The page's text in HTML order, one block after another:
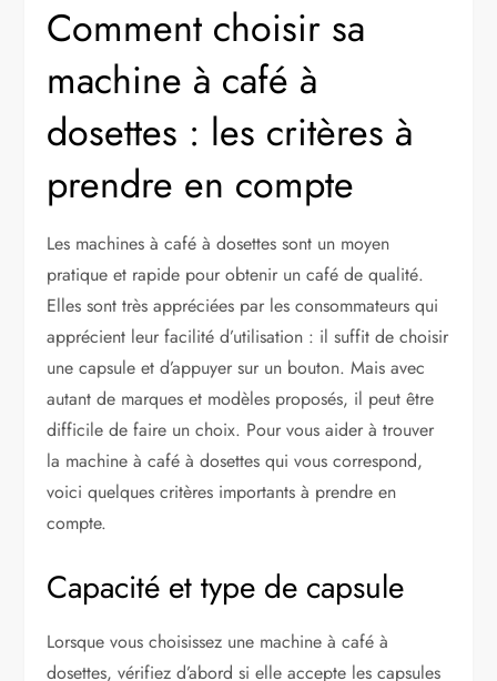
Comment choisir sa
machine à café à
dosettes : les critères à
prendre en compte
Les machines à café à dosettes sont un moyen
pratique et rapide pour obtenir un café de qualité.
Elles sont très appréciées par les consommateurs qui
apprécient leur facilité d’utilisation : il suffit de choisir
une capsule et d’appuyer sur un bouton. Mais avec
autant de marques et modèles proposés, il peut être
difficile de faire un choix. Pour vous aider à trouver
la machine à café à dosettes qui vous correspond,
voici quelques critères importants à prendre en
compte.
Capacité et type de capsule
Lorsque vous choisissez une machine à café à
dosettes, vérifiez d’abord si elle accepte les capsules